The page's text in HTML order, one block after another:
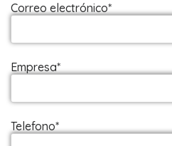
Correo electrónico*
Empresa*
Telefono*